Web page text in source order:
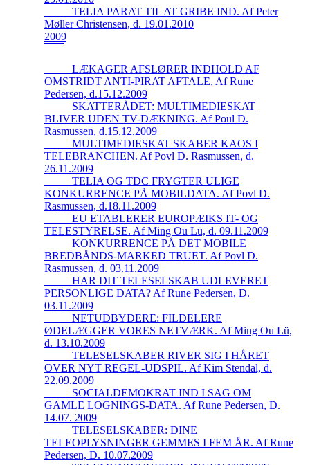
_____TELIA PARAT TIL AT GRIBE IND. Af Peter
Møller Christensen, d. 19.01.2010
2009
_____LÆKAGER AFSLØRER INDHOLD AF
OMSTRIDT ANTI-PIRAT AFTALE, Af Rune
Pedersen, d.15.12.2009
_____SKATTERÅDET: MULTIMEDIESKAT
BLIVER UDEN TV-DÆKNING. Af Poul D.
Rasmussen, d.15.12.2009
_____MULTIMEDIESKAT SKABER KAOS I
TELEBRANCHEN. Af Povl D. Rasmussen, d.
26.11.2009
_____TELIA OG TDC FRYGTER ULIGE
KONKURRENCE PÅ MOBILDATA. Af Povl D.
Rasmussen, d.18.11.2009
_____EU ETABLERER EUROPÆIKS IT- OG
TELESTYRELSE. Af Ming Ou Lü, d. 09.11.2009
_____KONKURRENCE PÅ DET MOBILE
BREDBÅNDS-MARKED TRUET. Af Povl D.
Rasmussen, d. 03.11.2009
_____HAR DIT TELESELSKAB UDLEVERET
PERSONLIGE DATA? Af Rune Pedersen, D.
03.11.2009
_____NETUDBYDERE: FILDELERE
ØDELÆGGER VORES NETVÆRK. Af Ming Ou Lü,
d. 13.10.2009
_____TELESELSKABER RIVER SIG I HÅRET
OVER NYT REGEL-UDSPIL. Af Kim Stendal, d.
22.09.2009
_____SOCIALDEMOKRAT IND I SAG OM
GAMLE LOGNINGS-DATA. Af Rune Pedersen, D.
14.07. 2009
_____TELESELSKABER: DINE
TELEOPLYSNINGER GEMMES I FEM ÅR. Af Rune
Pedersen, D. 10.07.2009